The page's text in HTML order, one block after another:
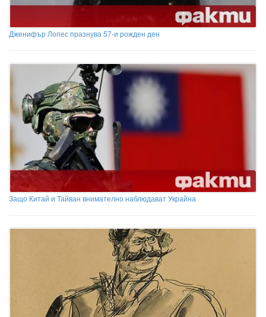
Дженифър Лопес празнува 57-и рожден ден
Защо Китай и Тайван внимателно наблюдават Украйна